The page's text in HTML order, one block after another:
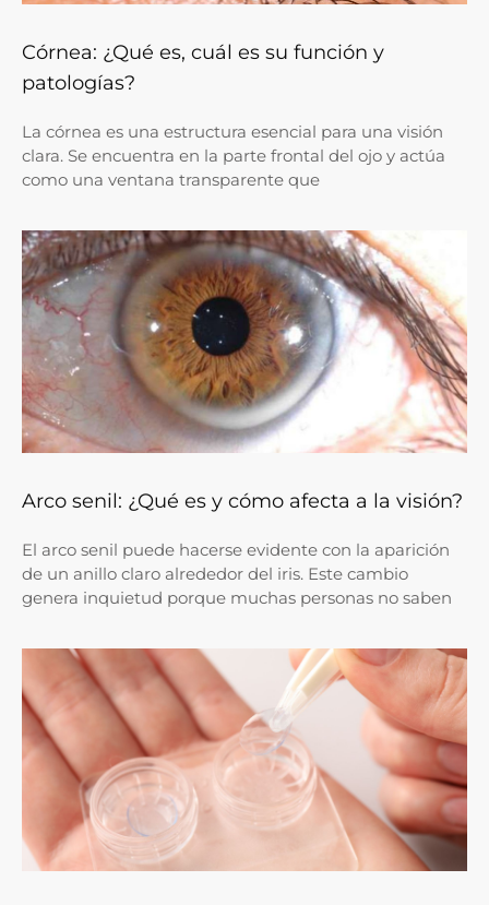
Córnea: ¿Qué es, cuál es su función y
patologías?
La córnea es una estructura esencial para una visión
clara. Se encuentra en la parte frontal del ojo y actúa
como una ventana transparente que
Arco senil: ¿Qué es y cómo afecta a la visión?
El arco senil puede hacerse evidente con la aparición
de un anillo claro alrededor del iris. Este cambio
genera inquietud porque muchas personas no saben